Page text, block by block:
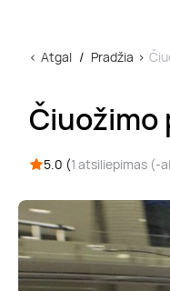
Atgal Pradžia
Čiuožimo
5.0 (1 atsiliepimas (-